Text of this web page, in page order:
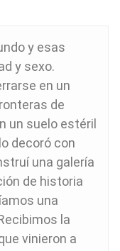
y esas
y sexo.
en un
de
un suelo estéril
decoró con
una galería
de historia
una
la
vinieron a